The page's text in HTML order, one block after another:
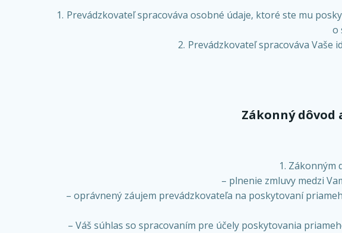
Prevádzkovateľ spracováva osobné údaje, ktoré ste mu
o
Prevádzkovateľ spracováva Vaše
Zákonný dôvod
Zákonným
– plnenie zmluvy medzi
– oprávnený záujem prevádzkovateľa na poskytovaní
– Váš súhlas so spracovaním pre účely poskytovania